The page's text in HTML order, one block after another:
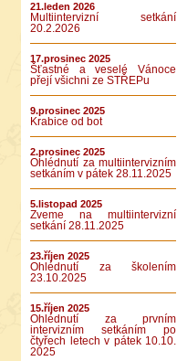
21.leden 2026
Multiintervizní setkání
20.2.2026
17.prosinec 2025
Šťastné a veselé Vánoce
přejí všichni ze STŘEPu
9.prosinec 2025
Krabice od bot
2.prosinec 2025
Ohlédnutí za multiintervizním
setkáním v pátek 28.11.2025
5.listopad 2025
Zveme na multiintervizní
setkání 28.11.2025
23.říjen 2025
Ohlédnutí za školením
23.10.2025
15.říjen 2025
Ohlédnutí za prvním
intervizním setkáním po
čtyřech letech v pátek 10.10.
2025